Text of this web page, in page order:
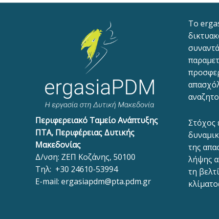
Περιφερειακό Ταμείο Ανάπτυξης
ΠΤΑ, Περιφέρειας Δυτικής
Μακεδονίας
Δ/νση: ΖΕΠ Κοζάνης, 50100
Τηλ: +30 24610-53994
E-mail: ergasiapdm@pta.pdm.gr
To
Στόχος
της
λήψης
τη